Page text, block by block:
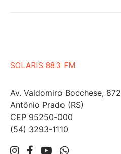
SOLARIS 88.3 FM
Av. Valdomiro Bocchese, 872
Antônio Prado (RS)
CEP 95250-000
(54) 3293-1110